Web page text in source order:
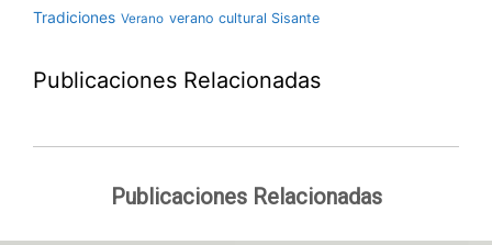
Tradiciones Verano verano cultural Sisante
Publicaciones Relacionadas
Publicaciones Relacionadas